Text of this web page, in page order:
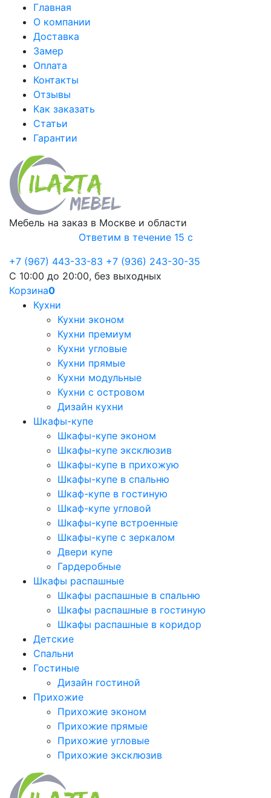
Главная
О компании
Доставка
Замер
Оплата
Контакты
Отзывы
Как заказать
Статьи
Гарантии
Мебель на заказ в Москве и области
Ответим в течение 15 с
+7 (967) 443-33-83 +7 (936) 243-30-35
С 10:00 до 20:00, без выходных
Корзина0
Кухни
Кухни эконом
Кухни премиум
Кухни угловые
Кухни прямые
Кухни модульные
Кухни с островом
Дизайн кухни
Шкафы-купе
Шкафы-купе эконом
Шкафы-купе эксклюзив
Шкафы-купе в прихожую
Шкафы-купе в спальню
Шкаф-купе в гостиную
Шкаф-купе угловой
Шкафы-купе встроенные
Шкафы-купе с зеркалом
Двери купе
Гардеробные
Шкафы распашные
Шкафы распашные в спальню
Шкафы распашные в гостиную
Шкафы распашные в коридор
Детские
Спальни
Гостиные
Дизайн гостиной
Прихожие
Прихожие эконом
Прихожие прямые
Прихожие угловые
Прихожие эксклюзив